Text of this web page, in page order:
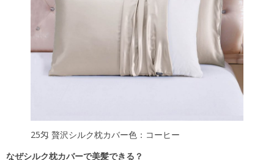
25匁 贅沢シルク枕カバー色：コーヒー
なぜシルク枕カバーで美髪できる？